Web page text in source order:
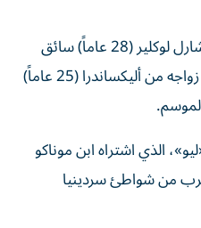
ينتظر نجم الفورمولا1 الفرنسي شارل لوكلير (28 عاماً) سائق
فريقي فيراري مولوده الأول بعد زواجه من أليكساندرا (25 عاماً)
الذي اشتراه ابن موناكو
بالقرب من شواطئ سردينيا